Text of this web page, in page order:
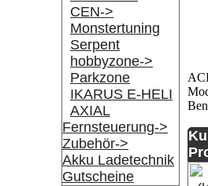
CEN->
Monstertuning
Serpent
hobbyzone->
Parkzone
IKARUS E-HELI
AXIAL
Fernsteuerung->
Zubehör->
Akku Ladetechnik
Gutscheine